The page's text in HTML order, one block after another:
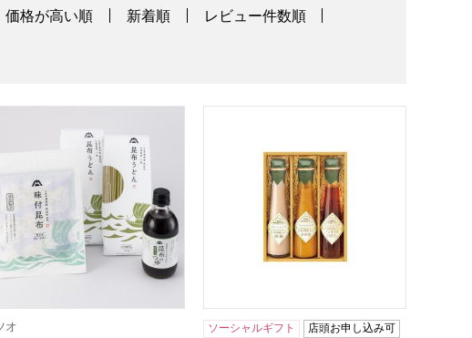
価格が高い順 新着順
レビュー件数順
オ ソーシャルギフト 店頭お申し込み可